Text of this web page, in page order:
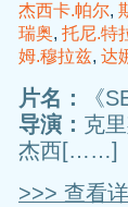
杰西卡.帕尔,
瑞奥, 托尼.特
姆.穆拉兹, 达
片名：
《
导演： 克
杰西[……]
>>> 查看